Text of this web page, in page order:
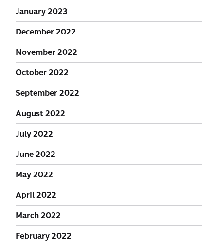
January 2023
December 2022
November 2022
October 2022
September 2022
August 2022
July 2022
June 2022
May 2022
April 2022
March 2022
February 2022